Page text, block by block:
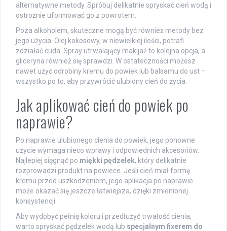
alternatywne metody. Spróbuj delikatnie spryskać cień wodą i
ostrożnie uformować go z powrotem.
Poza alkoholem, skuteczne mogą być również metody bez
jego użycia. Olej kokosowy, w niewielkiej ilości, potrafi
zdziałać cuda. Spray utrwalający makijaż to kolejna opcja, a
gliceryna również się sprawdzi. W ostateczności możesz
nawet użyć odrobiny kremu do powiek lub balsamu do ust –
wszystko po to, aby przywrócić ulubiony cień do życia.
Jak aplikować cień do powiek po
naprawie?
Po naprawie ulubionego cienia do powiek, jego ponowne
użycie wymaga nieco wprawy i odpowiednich akcesoriów.
Najlepiej sięgnąć po miękki pędzelek, który delikatnie
rozprowadzi produkt na powiece. Jeśli cień miał formę
kremu przed uszkodzeniem, jego aplikacja po naprawie
może okazać się jeszcze łatwiejsza, dzięki zmienionej
konsystencji.
Aby wydobyć pełnię koloru i przedłużyć trwałość cienia,
warto spryskać pędzelek wodą lub specjalnym fixerem do